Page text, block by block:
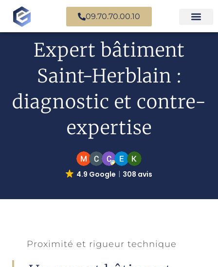
09.70.70.00.10
Expert bâtiment
Saint-Herblain :
diagnostic et contre-
expertise
4.9 Google 308 avis
Proximité et rigueur technique